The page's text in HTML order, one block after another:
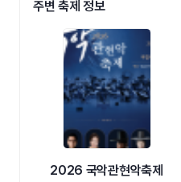
주변 축제 정보
2026 국악관현악축제